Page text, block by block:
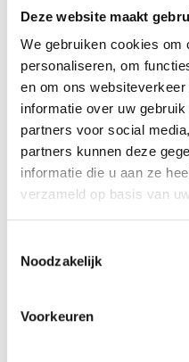
Deze website maakt
We gebruiken cookies om
personaliseren, om
en om ons
informatie over uw
partners voor social
partners kunnen deze
informatie die u aan ze
verzameld op basis van
Noodzakelijk
Voorkeuren
Tenues wassen seizoen
Eenvoudige
AANMELDEN LID